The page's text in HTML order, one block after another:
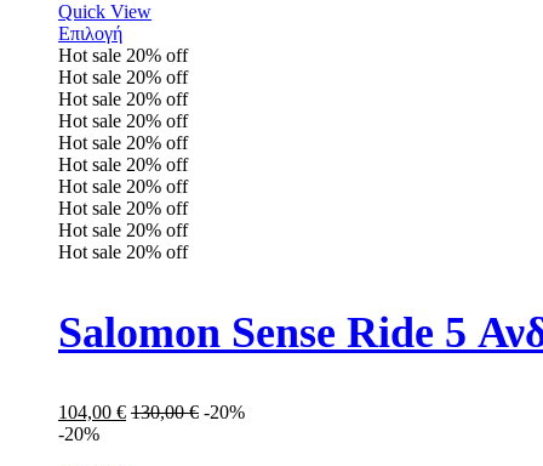
Quick View
Επιλογή
Hot sale 20% off
Hot sale 20% off
Hot sale 20% off
Hot sale 20% off
Hot sale 20% off
Hot sale 20% off
Hot sale 20% off
Hot sale 20% off
Hot sale 20% off
Hot sale 20% off
Salomon Sense Ride 5
104,00 € 130,00€ -20%
-20%